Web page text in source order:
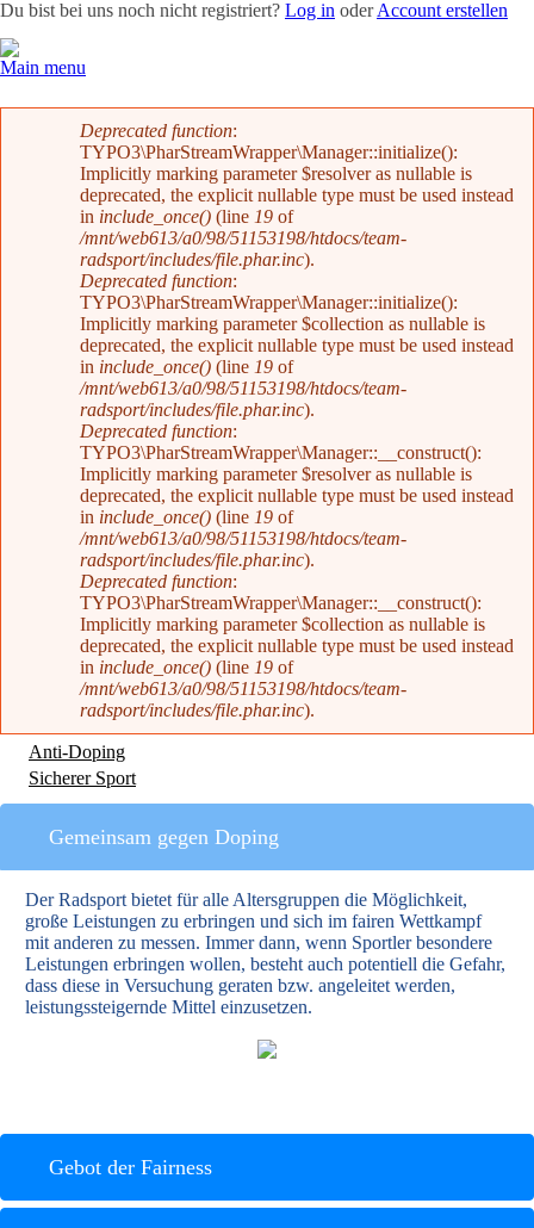
Du bist bei uns noch nicht registriert? Log in oderAccount erstellen
Main menu
Fehlermeldung
Deprecated function:
TYPO3\PharStreamWrapper\Manager::initialize():
Implicitly marking parameter $resolver as nullable is
deprecated, the explicit nullable type must be used instead
in include_once() (line 19 of
/mnt/web613/a0/98/51153198/htdocs/team-
radsport/includes/file.phar.inc).
Deprecated function:
TYPO3\PharStreamWrapper\Manager::initialize():
Implicitly marking parameter $collection as nullable is
deprecated, the explicit nullable type must be used instead
in include_once() (line 19 of
/mnt/web613/a0/98/51153198/htdocs/team-
radsport/includes/file.phar.inc).
Deprecated function:
TYPO3\PharStreamWrapper\Manager::__construct():
Implicitly marking parameter $resolver as nullable is
deprecated, the explicit nullable type must be used instead
in include_once() (line 19 of
/mnt/web613/a0/98/51153198/htdocs/team-
radsport/includes/file.phar.inc).
Deprecated function:
TYPO3\PharStreamWrapper\Manager::__construct():
Implicitly marking parameter $collection as nullable is
deprecated, the explicit nullable type must be used instead
in include_once() (line 19 of
/mnt/web613/a0/98/51153198/htdocs/team-
radsport/includes/file.phar.inc).
Anti-Doping
Sicherer Sport
Gemeinsam gegen Doping
Der Radsport bietet für alle Altersgruppen die Möglichkeit,
große Leistungen zu erbringen und sich im fairen Wettkampf
mit anderen zu messen. Immer dann, wenn Sportler besondere
Leistungen erbringen wollen, besteht auch potentiell die Gefahr,
dass diese in Versuchung geraten bzw. angeleitet werden,
leistungssteigernde Mittel einzusetzen.
Gebot der Fairness